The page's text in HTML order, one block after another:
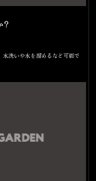
洗いや水を溜めるなど可能で